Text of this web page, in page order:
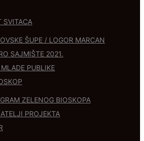
SVITACA
ŠUPE / LOGOR MARCAN
SAJMIŠTE 2021.
PUBLIKE
ZELENOG BIOSKOPA
PROJEKTA